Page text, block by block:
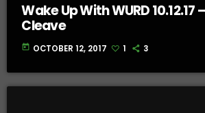
Wake Up With WURD 10.12.17
Cleave
today OCTOBER 12, 2017 1 3